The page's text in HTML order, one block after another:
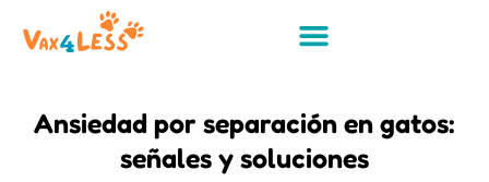
Ansiedad por separación en gatos:
señales y soluciones